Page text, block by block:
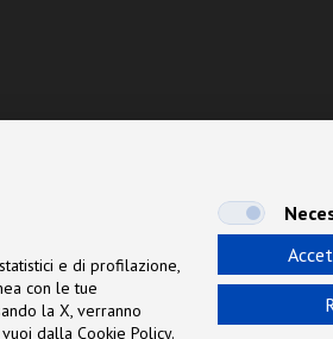
e di profilazione,
con le tue
la X, verranno
dalla Cookie Policy.